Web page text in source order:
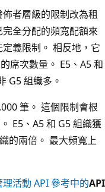
者層級的限制改為租
全分配的頻寬配額來
義限制。 相反地，它
席次數量。 E5、A5 和
G5 組織多。
筆。 這個限制會根
E5、A5 和 G5 組織獲
的兩倍。 最大頻寬上
活動 API 參考中的API